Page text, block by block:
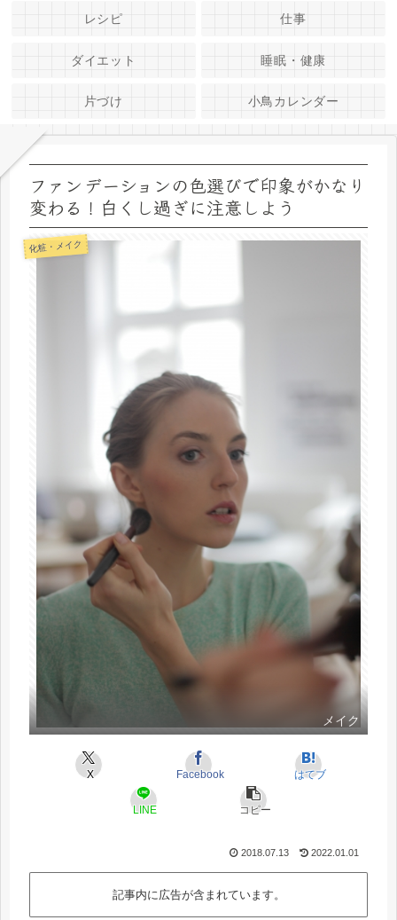
レシピ 仕事
ダイエット 睡眠・健康
片づけ 小鳥カレンダー
ファンデーションの色選びで印象がかなり
変わる！白くし過ぎに注意しよう
化粧・メイク
メイク
X Facebook はてブ
LINE コピー
2018.07.13 2022.01.01
記事内に広告が含まれています。